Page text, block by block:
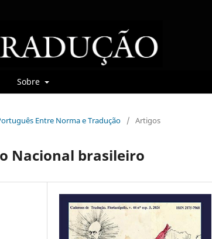
Sobre
Entre Norma e Tradução / Artigos
Nacional brasileiro